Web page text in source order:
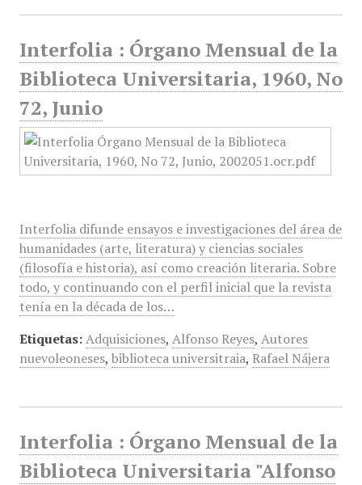
Interfolia : Órgano Mensual de la
Biblioteca Universitaria, 1960, No
72, Junio
Interfolia difunde ensayos e investigaciones del área de
humanidades (arte, literatura) y ciencias sociales
(filosofía e historia), así como creación literaria. Sobre
todo, y continuando con el perfil inicial que la revista
tenía en la década de los…
Etiquetas: Adquisiciones, Alfonso Reyes, Autores
nuevoleoneses, biblioteca universitraia, Rafael Nájera
Interfolia : Órgano Mensual de la
Biblioteca Universitaria "Alfonso